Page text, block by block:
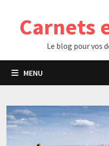
contenuCarnets
Le blog pour vos
MENU